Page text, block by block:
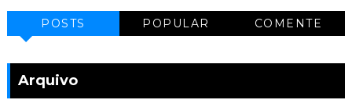
POSTS POPULAR COMENTE
Arquivo